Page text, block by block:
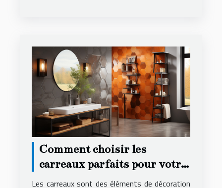
Comment choisir les
carreaux parfaits pour votre
décoration ?
Les carreaux sont des éléments de décoration